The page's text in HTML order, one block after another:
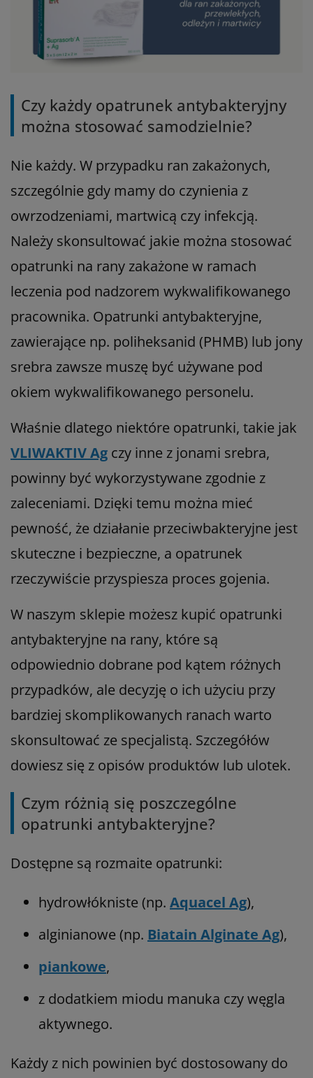
Czy każdy opatrunek antybakteryjny
można stosować samodzielnie?
Nie każdy. W przypadku ran zakażonych,
szczególnie gdy mamy do czynienia z
owrzodzeniami, martwicą czy infekcją.
Należy skonsultować jakie można stosować
opatrunki na rany zakażone w ramach
leczenia pod nadzorem wykwalifikowanego
pracownika. Opatrunki antybakteryjne,
zawierające np. poliheksanid (PHMB) lub jony
srebra zawsze muszę być używane pod
okiem wykwalifikowanego personelu.
Właśnie dlatego niektóre opatrunki, takie jak
VLIWAKTIV Ag czy inne z jonami srebra,
powinny być wykorzystywane zgodnie z
zaleceniami. Dzięki temu można mieć
pewność, że działanie przeciwbakteryjne jest
skuteczne i bezpieczne, a opatrunek
rzeczywiście przyspiesza proces gojenia.
W naszym sklepie możesz kupić opatrunki
antybakteryjne na rany, które są
odpowiednio dobrane pod kątem różnych
przypadków, ale decyzję o ich użyciu przy
bardziej skomplikowanych ranach warto
skonsultować ze specjalistą. Szczegółów
dowiesz się z opisów produktów lub ulotek.
Czym różnią się poszczególne
opatrunki antybakteryjne?
Dostępne są rozmaite opatrunki:
hydrowłókniste (np. Aquacel Ag),
alginianowe (np. Biatain Alginate Ag),
piankowe,
z dodatkiem miodu manuka czy węgla
aktywnego.
Każdy z nich powinien być dostosowany do